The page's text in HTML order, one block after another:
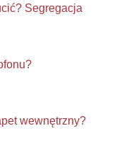
Segregacja
wewnętrzny?